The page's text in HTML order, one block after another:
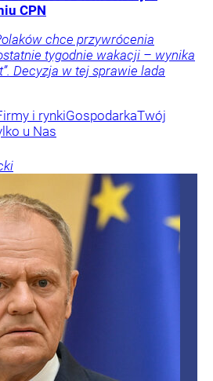
CPN
chce przywrócenia
tygodnie wakacji – wynika
Decyzja w tej sprawie lada
i rynkiGospodarkaTwój
u Nas